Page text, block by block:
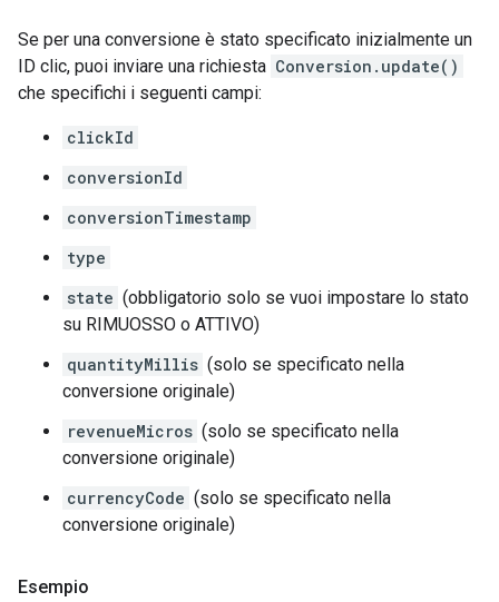
Se per una conversione è stato specificato inizialmente un
ID clic, puoi inviare una richiesta Conversion.update()
che specifichi i seguenti campi:
clickId
conversionId
conversionTimestamp
type
state (obbligatorio solo se vuoi impostare lo stato
su RIMUOSSO o ATTIVO)
quantityMillis (solo se specificato nella
conversione originale)
revenueMicros (solo se specificato nella
conversione originale)
currencyCode (solo se specificato nella
conversione originale)
Esempio